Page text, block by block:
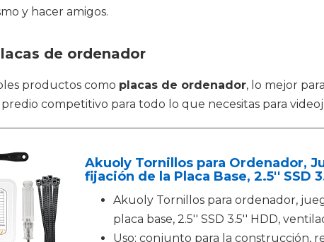
y hacer amigos.
de ordenador
productos como placas de ordenador, lo mejor
competitivo para todo lo que necesitas para
Akuoly Tornillos para Ordenador,
fijación de la Placa Base, 2.5'' SSD
Akuoly Tornillos para ordenador,
placa base, 2.5'' SSD 3.5'' HDD,
Uso: conjunto para la construcción,